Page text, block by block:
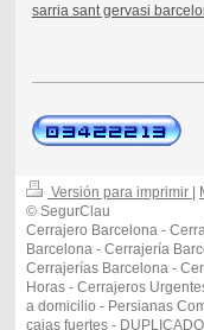
sarria sant gervasi
Versión para imprimir
© SegurClau
Cerrajero Barcelona -
Barcelona - Cerrajería
Cerrajerías Barcelona -
Horas - Cerrajeros
a domicilio - Persianas
cajas fuertes -